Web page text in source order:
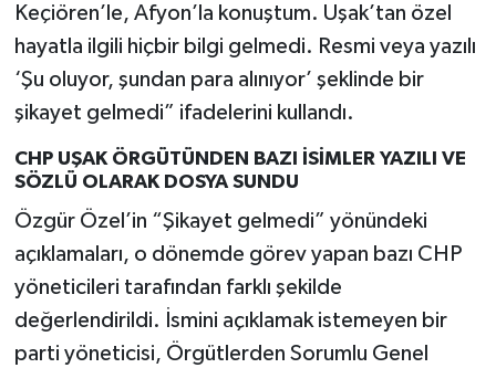
Keçiören’le, Afyon’la konuştum. Uşak’tan özel
hayatla ilgili hiçbir bilgi gelmedi. Resmi veya yazılı
‘Şu oluyor, şundan para alınıyor’ şeklinde bir
şikayet gelmedi” ifadelerini kullandı.
CHP UŞAK ÖRGÜTÜNDEN BAZI İSİMLER YAZILI VE
SÖZLÜ OLARAK DOSYA SUNDU
Özgür Özel’in “Şikayet gelmedi” yönündeki
açıklamaları, o dönemde görev yapan bazı CHP
yöneticileri tarafından farklı şekilde
değerlendirildi. İsmini açıklamak istemeyen bir
parti yöneticisi, Örgütlerden Sorumlu Genel